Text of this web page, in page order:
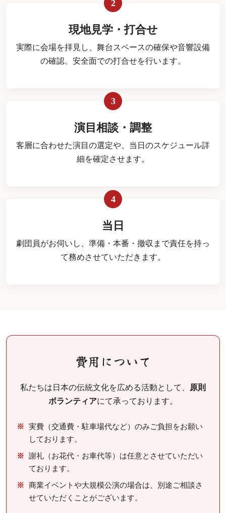
2
現地見学・打合せ
実際に会場を拝見し、舞台スペースの確保や音響設備
の確認、安全面での打合せを行います。
3
演目相談・調整
客層に合わせた演目の選定や、当日のスケジュール詳
細を確定させます。
4
当日
劇団員がお伺いし、準備・本番・撤収まで責任を持っ
て務めさせていただきます。
費用について
私たちは日本の伝統文化を広める活動として、
原則
ボランティアにて承っております。
実費（交通費・駐車場代など）のみご負担をお願い
しております。
謝礼（お花代・お車代等）は任意とさせていただい
ております。
商業イベントや大規模公演の場合は、別途ご相談さ
せていただくことがございます。